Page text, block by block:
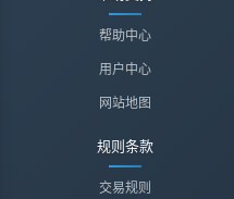
帮助中心
用户中心
网站地图
规则条款
交易规则